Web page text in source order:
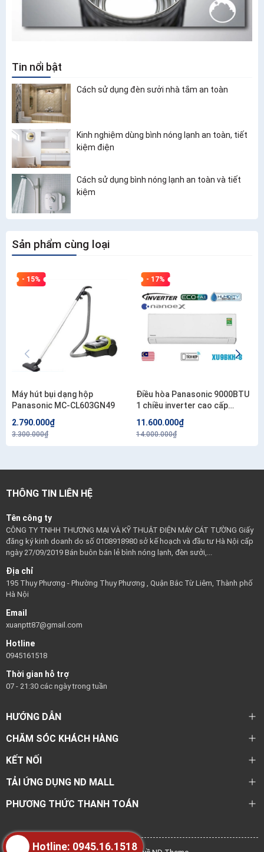
Tin nổi bật
Cách sử dụng đèn sưởi nhà tắm an toàn
Kinh nghiệm dùng bình nóng lạnh an toàn, tiết
kiệm điện
Cách sử dụng bình nóng lạnh an toàn và tiết
kiệm
Sản phẩm cùng loại
- 15%
Máy hút bụi dạng hộp
Panasonic MC-CL603GN49
2.790.000₫
3.300.000₫
- 17%
Điều hòa Panasonic 9000BTU
1 chiều inverter cao cấp
11.600.000₫
14.000.000₫
THÔNG TIN LIÊN HỆ
Tên công ty
CÔNG TY TNHH THƯƠNG MẠI VÀ KỸ THUẬT ĐIỆN MÁY CÁT TƯỜNG Giấy
đăng ký kinh doanh do số 0108918980 sở kế hoạch và đầu tư Hà Nội cấp
ngày 27/09/2019 Bán buôn bán lẻ bình nóng lạnh, đèn sưởi,...
Địa chỉ
195 Thụy Phương - Phường Thụy Phương , Quận Bắc Từ Liêm, Thành phố
Hà Nội
Email
xuanptt87@gmail.com
Hotline
0945161518
Thời gian hỗ trợ
07 - 21:30 các ngày trong tuần
HƯỚNG DẪN
CHĂM SÓC KHÁCH HÀNG
KẾT NỐI
TẢI ỨNG DỤNG ND MALL
PHƯƠNG THỨC THANH TOÁN
Hotline: 0945.16.1518